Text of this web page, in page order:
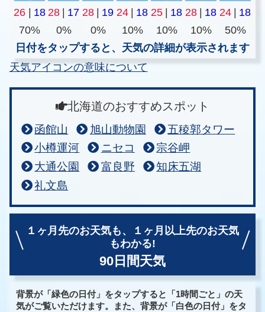
26 | 18 28 | 17 28 | 19 24 | 18 25 | 18 28 | 18 24 | 18
70%
0% 0% 10% 10% 10%
50%
日付をタップすると、天気の詳細が表示されます
天気アイコンの意味について
北海道のおすすめスポット
函館山 旭山動物園
五稜郭タワー
小樽運河
ニセコ
宗谷岬
大通公園
富良野
知床五湖
礼文島
１ヶ月先のお天気も、
１ヶ月以上先のお天気
もわかる!
90日間天気
背景が「緑色の日付」をタップすると「1時間ごと」の天
気がご覧いただけます。また、背景が「白色の日付」をタ